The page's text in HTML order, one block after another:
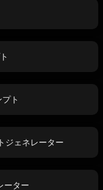
ト
ジェネレーター
ーター